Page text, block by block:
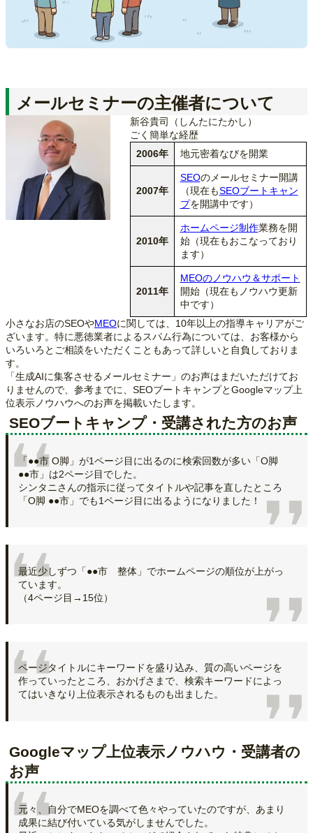
メールセミナーの主催者について
新谷貴司（しんたにたかし）
ごく簡単な経歴
2006年
地元密着なびを開業
2007年
SEOのメールセミナー開講
（現在もSEOブートキャン
プを開講中です）
2010年
ホームページ制作業務を開
始（現在もおこなっており
ます）
2011年
MEOのノウハウ＆サポート
開始（現在もノウハウ更新
中です）
小さなお店のSEOやMEOに関しては、10年以上の指導キャリアがご
ざいます。特に悪徳業者によるスパム行為については、お客様から
いろいろとご相談をいただくこともあって詳しいと自負しておりま
す。
「生成AIに集客させるメールセミナー」のお声はまだいただけてお
りませんので、参考までに、SEOブートキャンプとGoogleマップ上
位表示ノウハウへのお声を掲載いたします。
SEOブートキャンプ・受講された方のお声
「●●市 Ο脚」が1ページ目に出るのに検索回数が多い「Ο脚
●●市」は2ページ目でした。
シンタニさんの指示に従ってタイトルや記事を直したところ
「Ο脚 ●●市」でも1ページ目に出るようになりました！
最近少しずつ「●●市 整体」でホームページの順位が上がっ
ています。
（4ページ目→15位）
ページタイトルにキーワードを盛り込み、質の高いページを
作っていったところ、おかげさまで、検索キーワードによっ
てはいきなり上位表示されるものも出ました。
Googleマップ上位表示ノウハウ・受講者の
お声
元々、自分でMEOを調べて色々やっていたのですが、あまり
成果に結び付いている気がしませんでした。